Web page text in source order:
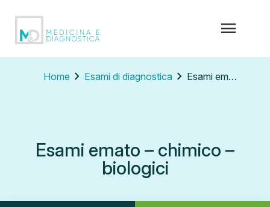
menu
Home chevron_right Esami di diagnostica chevron_right Esami emato – chimico – biologici
Esami emato – chimico –
biologici